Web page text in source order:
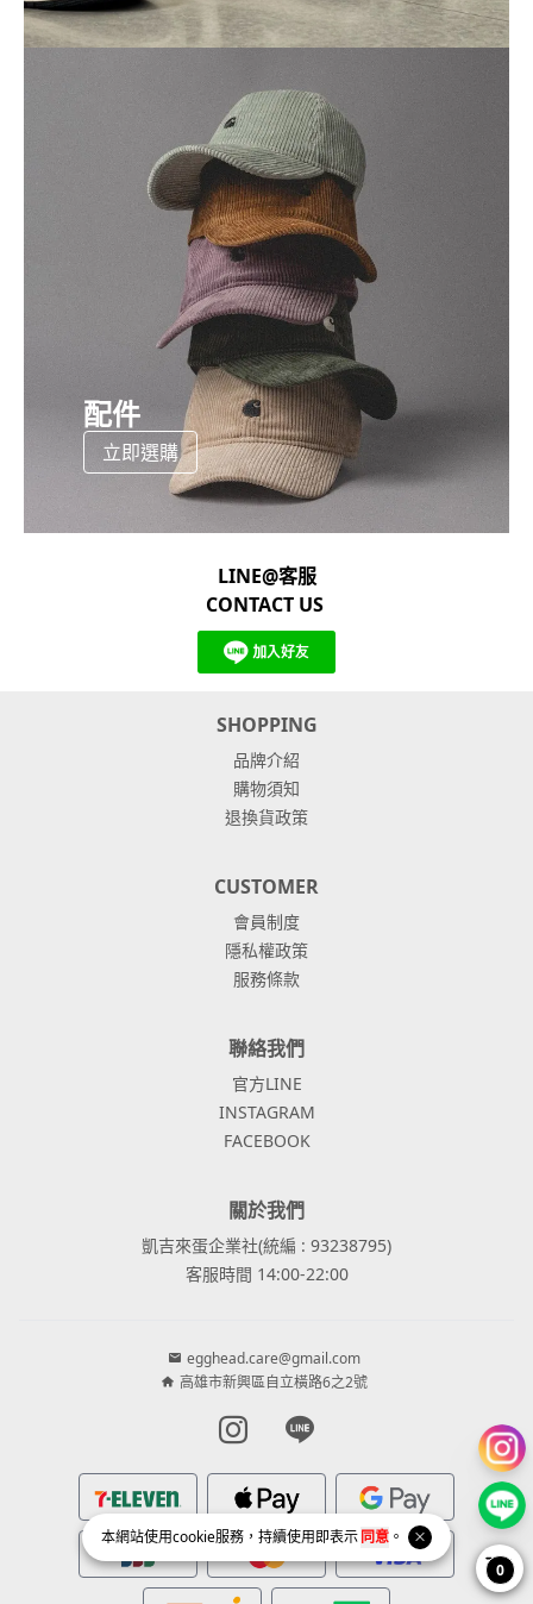
本網站使用cookie服務，持續使用即表示同意 。
配件
立即選購
LINE@客服
CONTACT US
SHOPPING
品牌介紹
購物須知
退換貨政策
CUSTOMER
會員制度
隱私權政策
服務條款
聯絡我們
官方LINE
INSTAGRAM
FACEBOOK
關於我們
凱吉來蛋企業社(統編 : 93238795)
客服時間 14:00-22:00
egghead.care@gmail.com
高雄市新興區自立橫路6之2號
Instagram page
Line page
0